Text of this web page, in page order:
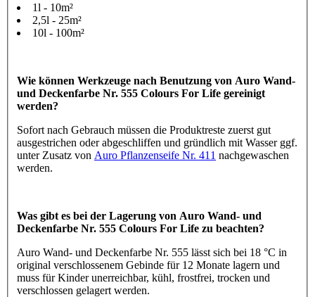
1l - 10m²
2,5l - 25m²
10l - 100m²
Wie können Werkzeuge nach Benutzung von Auro Wand-
und Deckenfarbe Nr. 555 Colours For Life gereinigt
werden?
Sofort nach Gebrauch müssen die Produktreste zuerst gut
ausgestrichen oder abgeschliffen und gründlich mit Wasser ggf.
unter Zusatz von Auro Pflanzenseife Nr. 411 nachgewaschen
werden.
Was gibt es bei der Lagerung von Auro Wand- und
Deckenfarbe Nr. 555 Colours For Life zu beachten?
Auro Wand- und Deckenfarbe Nr. 555 lässt sich bei 18 °C in
original verschlossenem Gebinde für 12 Monate lagern und
muss für Kinder unerreichbar, kühl, frostfrei, trocken und
verschlossen gelagert werden.